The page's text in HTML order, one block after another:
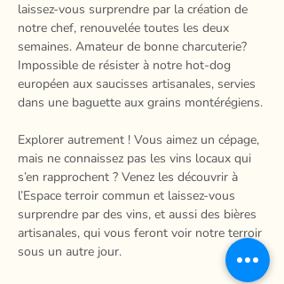
laissez-vous surprendre par la création de
notre chef, renouvelée toutes les deux
semaines. Amateur de bonne charcuterie?
Impossible de résister à notre hot-dog
européen aux saucisses artisanales, servies
dans une baguette aux grains montérégiens.​
Explorer autrement ! Vous aimez un cépage,
mais ne connaissez pas les vins locaux qui
s’en rapprochent ? Venez les découvrir à
l’Espace terroir commun et laissez-vous
surprendre par des vins, et aussi des bières
artisanales, qui vous feront voir notre terroir
sous un autre jour.